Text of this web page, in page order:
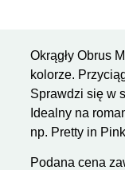
Okrągły Obrus
kolorze.
Sprawdzi się w
Idealny na
np. Pretty in
Podana cena